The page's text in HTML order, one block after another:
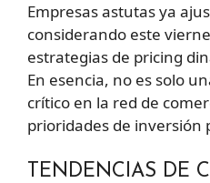
Empresas astutas ya
considerando este
estrategias de pricing
En esencia, no es solo
crítico en la red de
prioridades de inversión
TENDENCIAS DE